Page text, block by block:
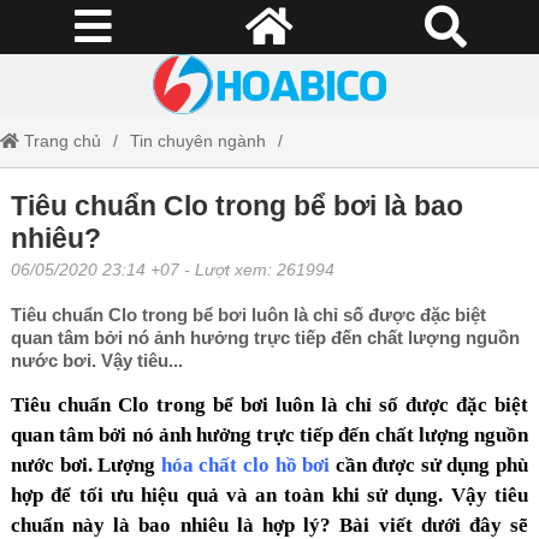
Trang chủ Tin chuyên ngành
Tiêu chuẩn Clo trong bể bơi là bao nhiêu?
Tiêu chuẩn Clo trong bể bơi là bao
nhiêu?
06/05/2020 23:14 +07 - Lượt xem: 261994
Tiêu chuẩn Clo trong bể bơi luôn là chỉ số được đặc biệt
quan tâm bởi nó ảnh hưởng trực tiếp đến chất lượng nguồn
nước bơi. Vậy tiêu...
Tiêu chuẩn Clo trong bể bơi luôn là chỉ số được đặc biệt
quan tâm bởi nó ảnh hưởng trực tiếp đến chất lượng nguồn
nước bơi. Lượng hóa chất clo hồ bơi cần được sử dụng phù
hợp để tối ưu hiệu quả và an toàn khi sử dụng. Vậy tiêu
chuẩn này là bao nhiêu là hợp lý? Bài viết dưới đây sẽ